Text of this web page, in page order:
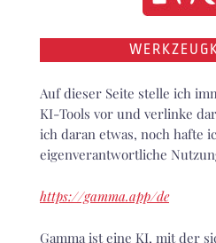
Auf dieser Seite stelle ich
KI-Tools vor und verlinke
ich daran etwas, noch hafte
eigenverantwortliche
https://gamma.app/de
Gamma ist eine KI, mit der